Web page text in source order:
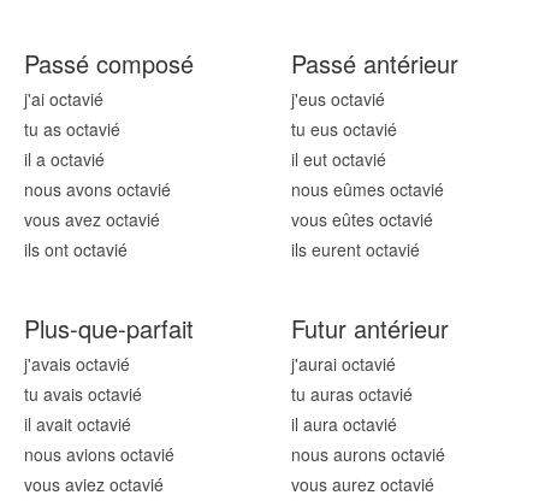
Passé composé
j'ai octavié
tu as octavié
il a octavié
nous avons octavié
vous avez octavié
ils ont octavié
Passé antérieur
j'eus octavié
tu eus octavié
il eut octavié
nous eûmes octavié
vous eûtes octavié
ils eurent octavié
Plus-que-parfait
j'avais octavié
tu avais octavié
il avait octavié
nous avions octavié
vous aviez octavié
Futur antérieur
j'aurai octavié
tu auras octavié
il aura octavié
nous aurons octavié
vous aurez octavié